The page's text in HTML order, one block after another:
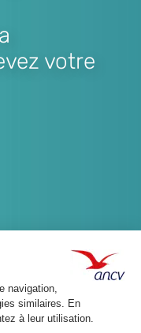
votre